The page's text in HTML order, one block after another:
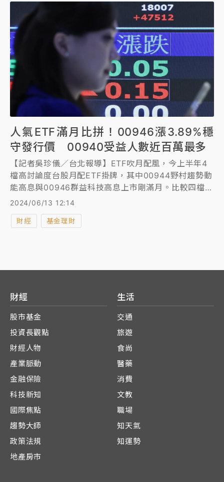
人氣ETF滿月比拼！00946漲3.89%穩
守發行價 00940受益人數近百萬最多
【記者吳珍儀／台北報導】ETF吹月配風，今上半年4
檔高討論度台股月配ETF掛牌，其中00944野村趨勢動
能高息與00946群益科技高息上市剛滿月。比較四檔
ETF上市滿月股價表現，以00946元大台灣價值高息表
2024/06/13 12:14
財經 基金理財
財經
股市基金
投資長觀點
財經人物
產業脈動
金融保險
科技新知
國際焦點
趨勢大師
政策法規
地產房市
生活
交通
旅遊
食尚
醫藥
消費
文教
職場
知天氣
知運勢